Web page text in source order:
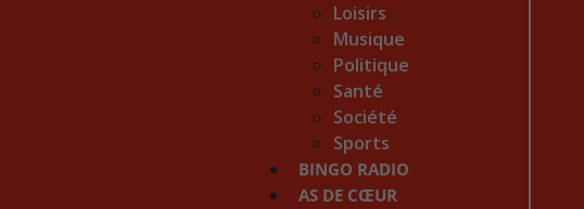
Loisirs
Musique
Politique
Santé
Société
Sports
BINGO RADIO
AS DE CŒUR